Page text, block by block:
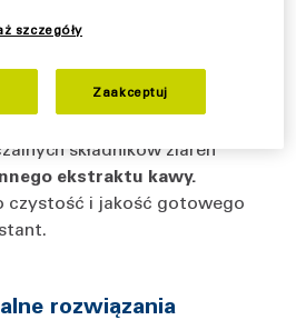
cennych
wydajną kluczową
oddzielania
składników ziaren
ekstraktu kawy.
czystość i jakość gotowego
rozwiązania
szczegóły
Zaakceptuj